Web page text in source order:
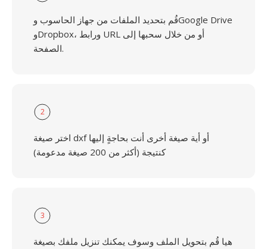
قُم بتحديد الملفات من جهاز الحاسوب وGoogle Drive
وDropbox، ورابط URL أو من خلال سحبها إلى
الصفحة.
2
اختر صيغة dxf أو أية صيغة أخرى أنت بحاجةٍ إليها
كنتيجة (أكثر من 200 صيغة مدعومة)
3
هيا قُم بتحويل الملف وسوف يمكنك تنزيل ملفك بصيغة